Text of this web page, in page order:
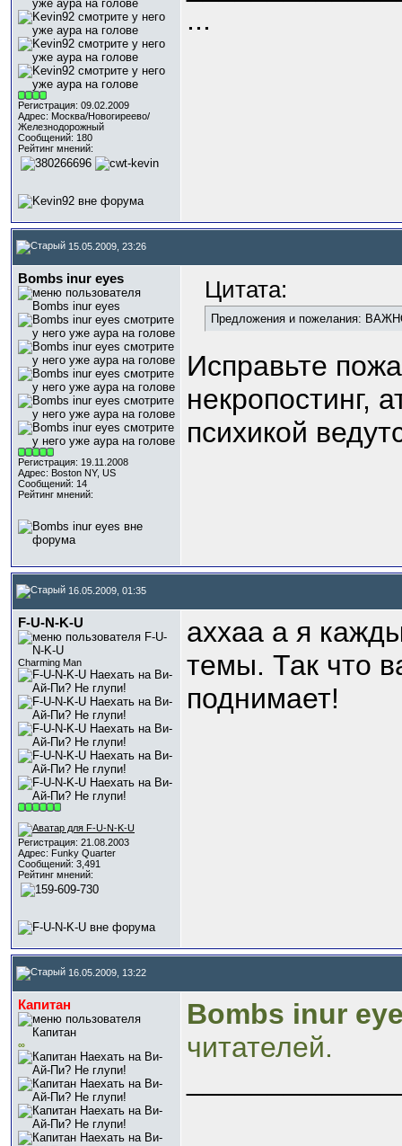
Регистрация: 09.02.2009
Адрес: Москва/Новогиреево/
Железнодорожный
Сообщений: 180
Рейтинг мнений:
...
15.05.2009, 23:26
Bombs inur eyes
Регистрация: 19.11.2008
Адрес: Boston NY, US
Сообщений: 14
Рейтинг мнений:
Цитата:
Предложения и пожелания:
Исправьте
некропостинг,
психикой
16.05.2009, 01:35
F-U-N-K-U
Charming Man
Регистрация: 21.08.2003
Адрес: Funky Quarter
Сообщений: 3,491
Рейтинг мнений:
аххаа а я
темы. Так что
поднимает!
16.05.2009, 13:22
Капитан
∞
Bombs inur
читателей.